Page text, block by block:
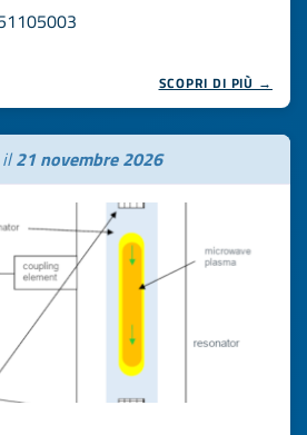
SCOPRI DI PIÙ →
il21 novembre 2026